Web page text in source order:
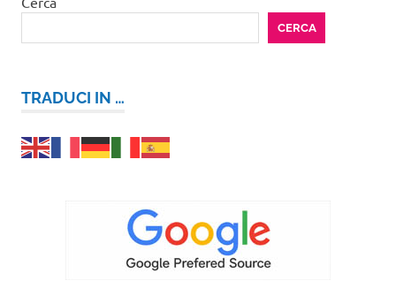
CERCA
TRADUCI IN …